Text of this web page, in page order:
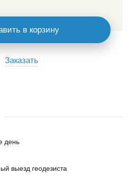
в корзину
Заказать
день
выезд геодезиста